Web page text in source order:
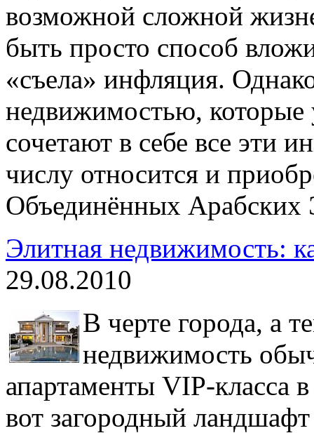
возможной сложной
быть просто способ
«съела» инфляция.
недвижимостью, которые
сочетают в себе все эти
числу относится и
Объединённых Арабских
Элитная недвижимость:
29.08.2010
В черте города, а
недвижимость
апартаменты VIP-класса
вот загородный